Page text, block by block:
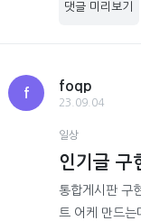
댓글 미리보기
f
foqp
23.09.04
일상
인기글 구
통합게시판 구
트 어케 만드는